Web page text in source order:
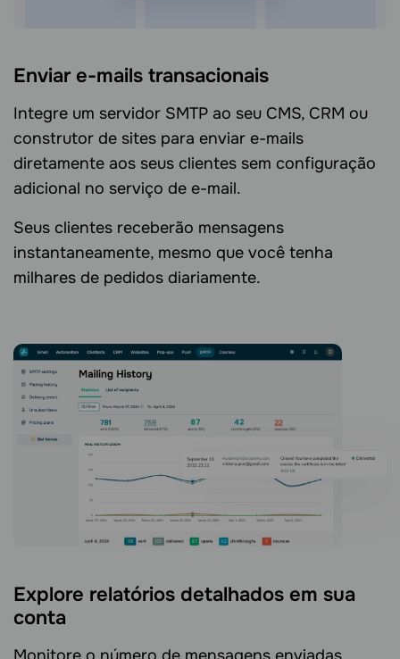
Enviar e-mails transacionais
Integre um servidor SMTP ao seu CMS, CRM ou
construtor de sites para enviar e-mails
diretamente aos seus clientes sem configuração
adicional no serviço de e-mail.
Seus clientes receberão mensagens
instantaneamente, mesmo que você tenha
milhares de pedidos diariamente.
Explore relatórios detalhados em sua
conta